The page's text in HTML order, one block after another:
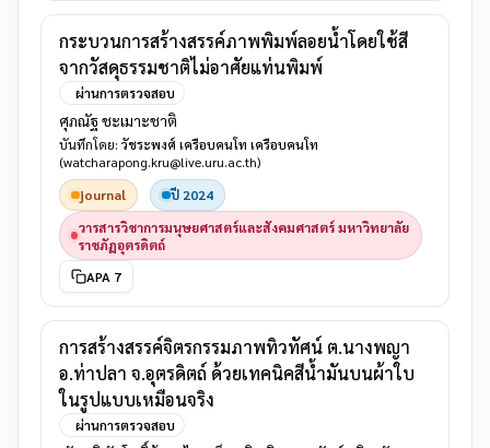
กระบวนการสร้างสรรค์ภาพพิมพ์ลอยน้ำโดยใช้สี
จากวัสดุธรรมชาติไม่อาศัยแท่นพิมพ์
ผ่านการตรวจสอบ
ศุภณัฐ ชะเมาะชาติ
บันทึกโดย: วัชระพงศ์ เครือบคนโท เครือบคนโท
(watcharapong.kru@live.uru.ac.th)
journal
ปี 2024
วารสารวิชาการมนุษยศาสตร์และสังคมศาสตร์ มหาวิทยาลัย
ราชภัฏอุตรดิตถ์
APA 7
การสร้างสรรค์จิตรกรรมภาพทิวทัศน์ ต.นางพญา
อ.ท่าปลา จ.อุตรดิตถ์ ด้วยเทคนิคสีน้ำมันบนผ้าใบ
ในรูปแบบเหมือนจริง
ผ่านการตรวจสอบ